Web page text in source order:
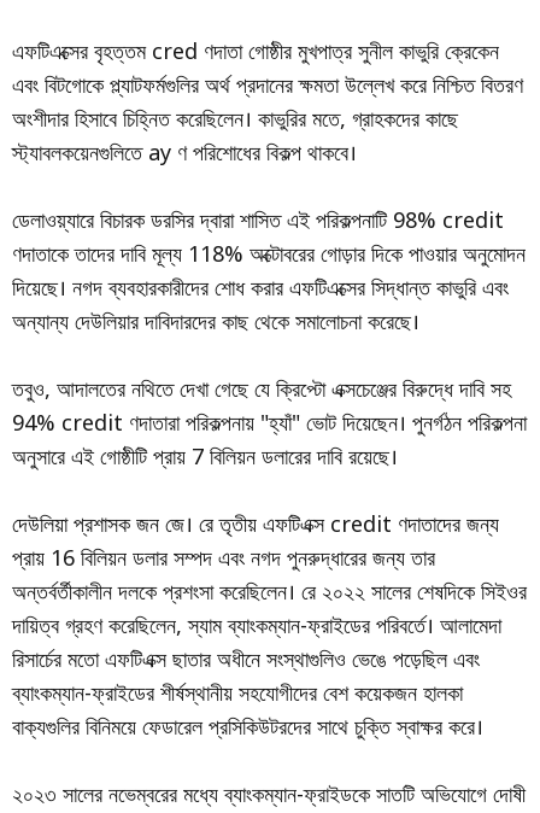
এফটিএক্সের বৃহত্তম cred ণদাতা গোষ্ঠীর মুখপাত্র সুনীল কাভুরি ক্রেকেন
এবং বিটগোকে প্ল্যাটফর্মগুলির অর্থ প্রদানের ক্ষমতা উল্লেখ করে নিশ্চিত বিতরণ
অংশীদার হিসাবে চিহ্নিত করেছিলেন। কাভুরির মতে, গ্রাহকদের কাছে
স্ট্যাবলকয়েনগুলিতে ay ণ পরিশোধের বিকল্প থাকবে।
ডেলাওয়্যারে বিচারক ডরসির দ্বারা শাসিত এই পরিকল্পনাটি 98% credit
ণদাতাকে তাদের দাবি মূল্য 118% অক্টোবরের গোড়ার দিকে পাওয়ার অনুমোদন
দিয়েছে। নগদ ব্যবহারকারীদের শোধ করার এফটিএক্সের সিদ্ধান্ত কাভুরি এবং
অন্যান্য দেউলিয়ার দাবিদারদের কাছ থেকে সমালোচনা করেছে।
তবুও, আদালতের নথিতে দেখা গেছে যে ক্রিপ্টো এক্সচেঞ্জের বিরুদ্ধে দাবি সহ
94% credit ণদাতারা পরিকল্পনায় "হ্যাঁ" ভোট দিয়েছেন। পুনর্গঠন পরিকল্পনা
অনুসারে এই গোষ্ঠীটি প্রায় 7 বিলিয়ন ডলারের দাবি রয়েছে।
দেউলিয়া প্রশাসক জন জে। রে তৃতীয় এফটিএক্স credit ণদাতাদের জন্য
প্রায় 16 বিলিয়ন ডলার সম্পদ এবং নগদ পুনরুদ্ধারের জন্য তার
অন্তর্বর্তীকালীন দলকে প্রশংসা করেছিলেন। রে ২০২২ সালের শেষদিকে সিইওর
দায়িত্ব গ্রহণ করেছিলেন, স্যাম ব্যাংকম্যান-ফ্রাইডের পরিবর্তে। আলামেদা
রিসার্চের মতো এফটিএক্স ছাতার অধীনে সংস্থাগুলিও ভেঙে পড়েছিল এবং
ব্যাংকম্যান-ফ্রাইডের শীর্ষস্থানীয় সহযোগীদের বেশ কয়েকজন হালকা
বাক্যগুলির বিনিময়ে ফেডারেল প্রসিকিউটরদের সাথে চুক্তি স্বাক্ষর করে।
২০২৩ সালের নভেম্বরের মধ্যে ব্যাংকম্যান-ফ্রাইডকে সাতটি অভিযোগে দোষী